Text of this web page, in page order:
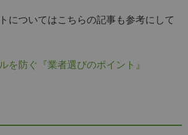
についてはこちらの記事も参考にして
を防ぐ『業者選びのポイント』